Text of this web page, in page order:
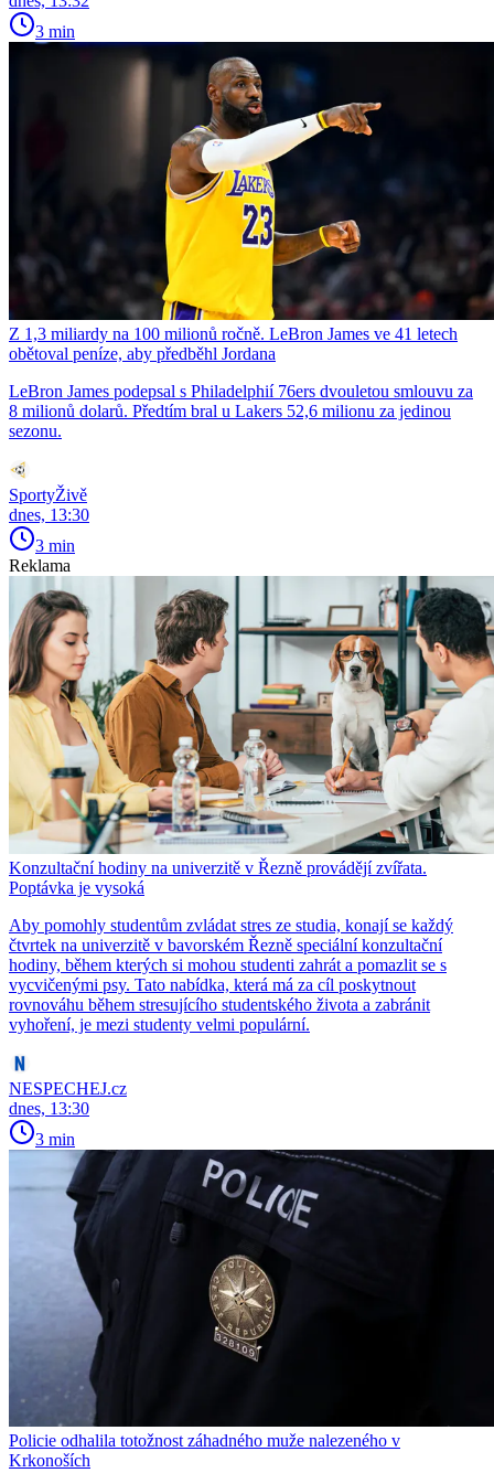
3 min
Z 1,3 miliardy na 100 milionů ročně. LeBron James ve 41 letech
obětoval peníze, aby předběhl Jordana
LeBron James podepsal s Philadelphií 76ers dvouletou smlouvu za
8 milionů dolarů. Předtím bral u Lakers 52,6 milionu za jedinou
sezonu.
SportyŽivě
dnes, 13:30
3 min
Reklama
Konzultační hodiny na univerzitě v Řezně provádějí zvířata.
Poptávka je vysoká
Aby pomohly studentům zvládat stres ze studia, konají se každý
čtvrtek na univerzitě v bavorském Řezně speciální konzultační
hodiny, během kterých si mohou studenti zahrát a pomazlit se s
vycvičenými psy. Tato nabídka, která má za cíl poskytnout
rovnováhu během stresujícího studentského života a zabránit
vyhoření, je mezi studenty velmi populární.
NESPECHEJ.cz
dnes, 13:30
3 min
Policie odhalila totožnost záhadného muže nalezeného v
Krkonoších